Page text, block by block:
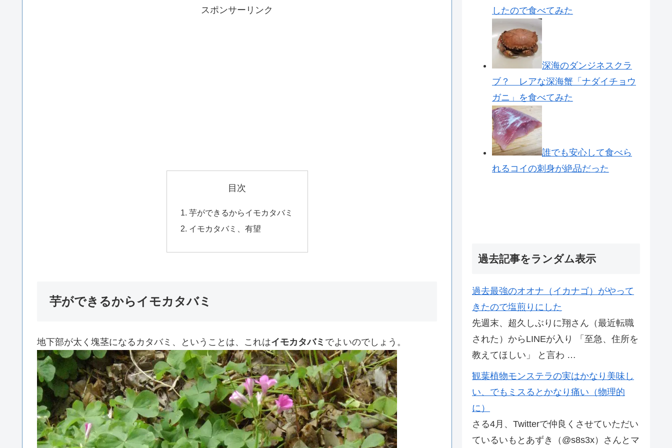
スポンサーリンク
目次
芋ができるからイモカタバミ
イモカタバミ、有望
芋ができるからイモカタバミ
地下部が太く塊茎になるカタバミ、ということは、これはイモカタバミ でよいのでしょう。
したので食べてみた
深海のダンジネスクラ
ブ？ レアな深海蟹「ナダイチョウ
ガニ」を食べてみた
誰でも安心して食べら
れるコイの刺身が絶品だった
過去記事をランダム表示
過去最強のオオナ（イカナゴ）がやって
きたので塩煎りにした
先週末、超久しぶりに翔さん（最近転職
された）からLINEが入り 「至急、住所を
教えてほしい」 と言わ …
観葉植物モンステラの実はかなり美味し
い、でもミスるとかなり痛い（物理的
に）
さる4月、Twitterで仲良くさせていただい
ているいもとあずき（@s8s3x）さんとマ